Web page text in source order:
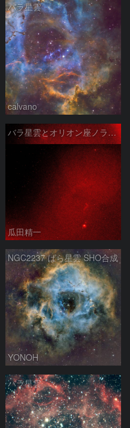
バラ星雲
calvano
バラ星雲とオリオン座ノラマ50mm
瓜田精一
NGC2237 ばら星雲 SHO合成
YONOH
バラ星雲